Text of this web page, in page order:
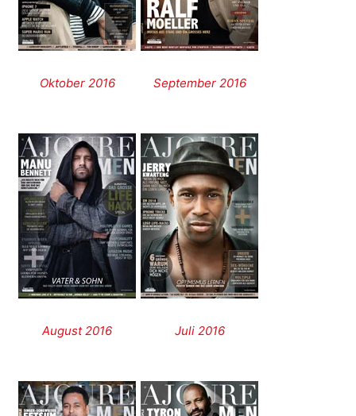
Oktober 2016 September 2016
August 2016 Juli 2016